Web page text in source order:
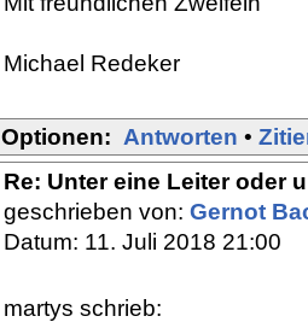
Michael Redeker
Optionen: Antworten •
Re: Unter eine Leiter oder
geschrieben von: Gernot
Datum: 11. Juli 2018 21:00
martys schrieb: